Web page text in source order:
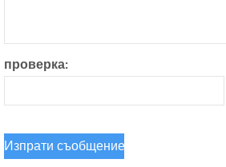
проверка: